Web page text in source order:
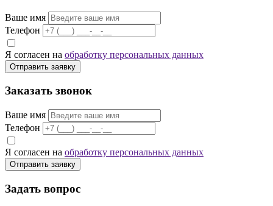
Ваше имя
Телефон
Я согласен на обработку персональных данных
Отправить заявку
Заказать звонок
Ваше имя
Телефон
Я согласен на обработку персональных данных
Отправить заявку
Задать вопрос